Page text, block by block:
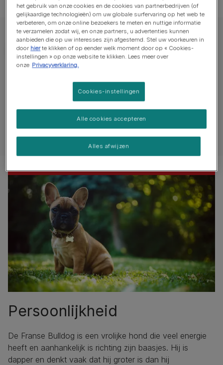
Belangrijkste gegevens
Eigenschappen
Persoonlijkheid
De Franse Bulldog is een vrolijke hond die veel energie
heeft en aanhankelijk is richting zijn baasjes. Hij is
dapper en denkt vaak dat hij groter is dan hij
het gebruik van onze cookies en de cookies van partnerbedrijven (of
gelijkaardige technologieën) om uw globale surfervaring op het web te
verbeteren, om onze online bezoekers te meten en nuttige informatie
te verzamelen zodat wij, en onze partners, u advertenties kunnen
aanbieden die op uw interesses zijn afgestemd. Stel uw voorkeuren in
door hierte klikken of op eender welk moment door op « Cookies-
instellingen » op onze website te klikken. Lees meer over
onze Privacyverklaring.
Cookies-instellingen
Alles afwijzen
Alle cookies accepteren